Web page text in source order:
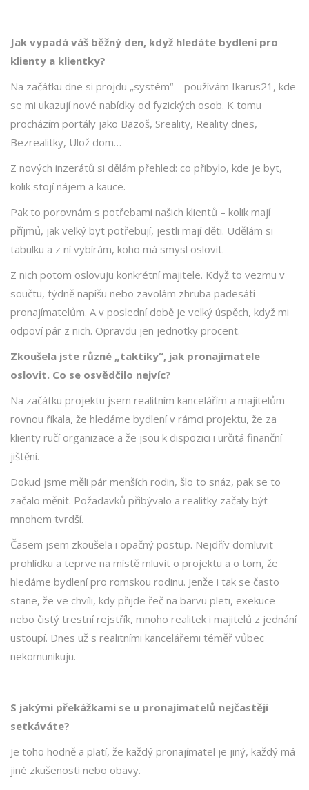
Jak vypadá váš běžný den, když hledáte bydlení pro
klienty a klientky?
Na začátku dne si projdu „systém“ – používám Ikarus21, kde
se mi ukazují nové nabídky od fyzických osob. K tomu
procházím portály jako Bazoš, Sreality, Reality dnes,
Bezrealitky, Ulož dom…
Z nových inzerátů si dělám přehled: co přibylo, kde je byt,
kolik stojí nájem a kauce.
Pak to porovnám s potřebami našich klientů – kolik mají
příjmů, jak velký byt potřebují, jestli mají děti. Udělám si
tabulku a z ní vybírám, koho má smysl oslovit.
Z nich potom oslovuju konkrétní majitele. Když to vezmu v
součtu, týdně napíšu nebo zavolám zhruba padesáti
pronajímatelům. A v poslední době je velký úspěch, když mi
odpoví pár z nich. Opravdu jen jednotky procent.
Zkoušela jste různé „taktiky“, jak pronajímatele
oslovit. Co se osvědčilo nejvíc?
Na začátku projektu jsem realitním kancelářím a majitelům
rovnou říkala, že hledáme bydlení v rámci projektu, že za
klienty ručí organizace a že jsou k dispozici i určitá finanční
jištění.
Dokud jsme měli pár menších rodin, šlo to snáz, pak se to
začalo měnit. Požadavků přibývalo a realitky začaly být
mnohem tvrdší.
Časem jsem zkoušela i opačný postup. Nejdřív domluvit
prohlídku a teprve na místě mluvit o projektu a o tom, že
hledáme bydlení pro romskou rodinu. Jenže i tak se často
stane, že ve chvíli, kdy přijde řeč na barvu pleti, exekuce
nebo čistý trestní rejstřík, mnoho realitek i majitelů z jednání
ustoupí. Dnes už s realitními kancelářemi téměř vůbec
nekomunikuju.
S jakými překážkami se u pronajímatelů nejčastěji
setkáváte?
Je toho hodně a platí, že každý pronajímatel je jiný, každý má
jiné zkušenosti nebo obavy.